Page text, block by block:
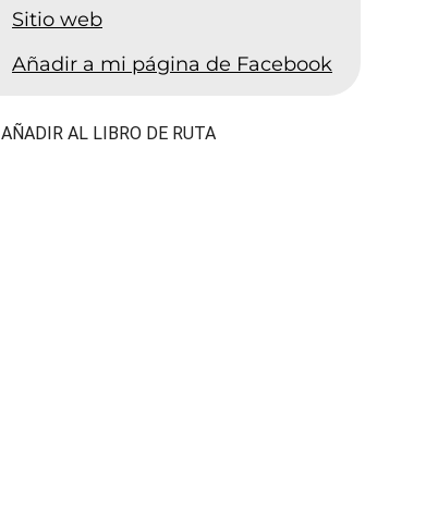
Sitio web
Añadir a mi página de Facebook
AÑADIR AL LIBRO DE RUTA